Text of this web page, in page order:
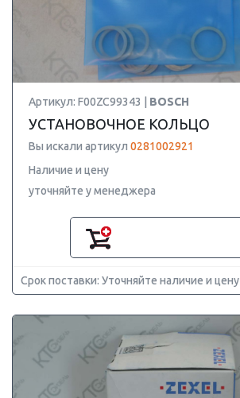
Артикул: F00ZC99343 | BOSCH
УСТАНОВОЧНОЕ КОЛЬЦО
Вы искали артикул 0281002921
Наличие и цену
уточняйте у менеджера
Срок поставки: Уточняйте наличие и цену